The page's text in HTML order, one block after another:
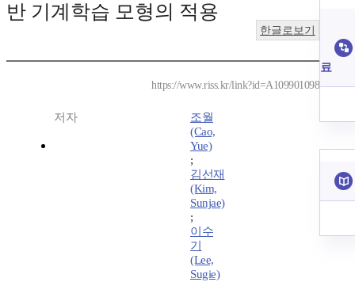
반 기계학습 모형의 적용
한글로보기
https://www.riss.kr/link?id=A109901098
저자
조월
(Cao,
Yue)
;
김선재
(Kim,
Sunjae)
;
이수
기
(Lee,
Sugie)
료